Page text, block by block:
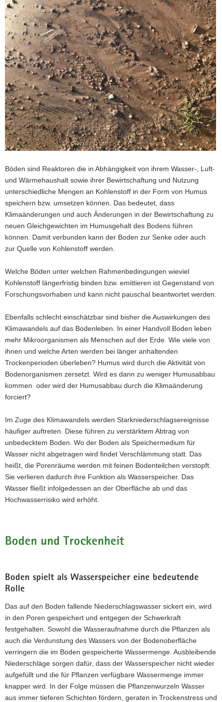
a
v
i
g
a
t
i
o
n
(© LfULG, Raphael Benning)
durch Trockenheit
Böden sind Reaktoren die in Abhängigkeit von ihrem Wasser-, Luft-
und Wärmehaushalt sowie ihrer Bewirtschaftung und Nutzung
unterschiedliche Mengen an Kohlenstoff in der Form von Humus
speichern bzw. umsetzen können. Das bedeutet, dass
Klimaänderungen und auch Änderungen in der Bewirtschaftung zu
neuen Gleichgewichten im Humusgehalt des Bodens führen
können. Damit verbunden kann der Boden zur Senke oder auch
zur Quelle von Kohlenstoff werden.
Welche Böden unter welchen Rahmenbedingungen wieviel
Kohlenstoff längerfristig binden bzw. emittieren ist Gegenstand von
Forschungsvorhaben und kann nicht pauschal beantwortet werden.
Ebenfalls schlecht einschätzbar sind bisher die Auswirkungen des
Klimawandels auf das Bodenleben. In einer Handvoll Boden leben
mehr Mikroorganismen als Menschen auf der Erde. Wie viele von
ihnen und welche Arten werden bei länger anhaltenden
Trockenperioden überleben? Humus wird durch die Aktivität von
Bodenorganismen zersetzt. Wird es dann zu weniger Humusabbau
kommen oder wird der Humusabbau durch die Klimaänderung
forciert?
Im Zuge des Klimawandels werden Starkniederschlagsereignisse
häufiger auftreten. Diese führen zu verstärktem Abtrag von
unbedecktem Boden. Wo der Boden als Speichermedium für
Wasser nicht abgetragen wird findet Verschlämmung statt. Das
heißt, die Porenräume werden mit feinen Bodenteilchen verstopft.
Sie verlieren dadurch ihre Funktion als Wasserspeicher. Das
Wasser fließt infolgedessen an der Oberfläche ab und das
Hochwasserrisiko wird erhöht.
Boden und Trockenheit
Boden spielt als Wasserspeicher eine bedeutende
Rolle
Das auf den Boden fallende Niederschlagswasser sickert ein, wird
in den Poren gespeichert und entgegen der Schwerkraft
festgehalten. Sowohl die Wasseraufnahme durch die Pflanzen als
auch die Verdunstung des Wassers von der Bodenoberfläche
verringern die im Boden gespeicherte Wassermenge. Ausbleibende
Niederschläge sorgen dafür, dass der Wasserspeicher nicht wieder
aufgefüllt und die für Pflanzen verfügbare Wassermenge immer
knapper wird. In der Folge müssen die Pflanzenwurzeln Wasser
aus immer tieferen Schichten fördern, geraten in Trockenstress und